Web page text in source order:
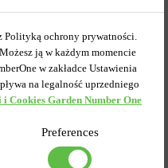
Pełny+Wielokwiatowy
Peggy Wonder
Wysyłamy od 5 września
Kupiony 217 razy
Ilość w paczce
15.27 zł 6.87 zł
Polityką ochrony prywatności.
ją w każdym momencie
w zakładce Ustawienia
na legalność uprzedniego
Cookies Garden Number One
Preferences